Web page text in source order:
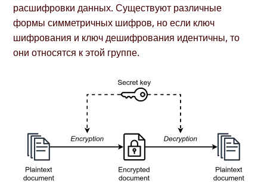
расшифровки данных. Существуют различные
формы симметричных шифров, но если ключ
шифрования и ключ дешифрования идентичны, то
они относятся к этой группе.